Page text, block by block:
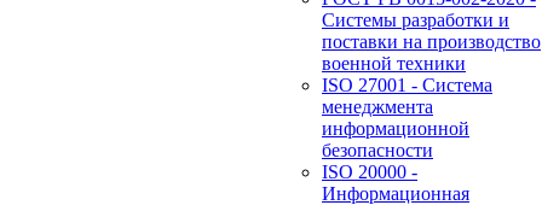
Системы разработки и
поставки на производство
военной техники
ISO 27001 - Система
менеджмента
информационной
безопасности
ISO 20000 -
Информационная